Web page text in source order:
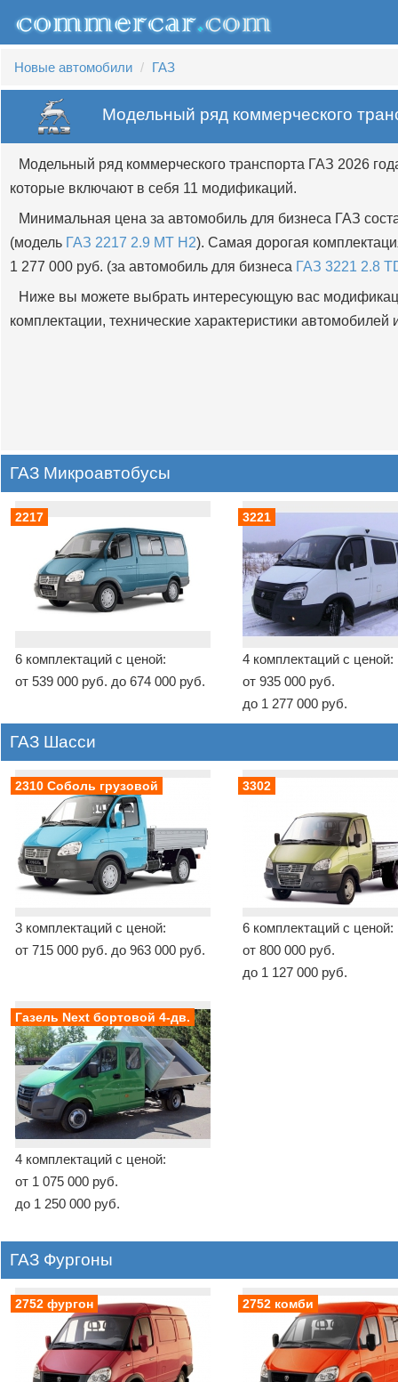
Новые автомобили ГАЗ
Модельный ряд коммерческого
Модельный ряд коммерческого транспорта ГАЗ 2026
которые включают в себя 11 модификаций.
Минимальная цена за автомобиль для бизнеса ГАЗ
(модель ГАЗ 2217 2.9 MT H2). Самая дорогая
1 277 000 руб. (за автомобиль для бизнеса ГАЗ 3221 2.8
Ниже вы можете выбрать интересующую вас
комплектации, технические характеристики
ГАЗ Микроавтобусы
2217
6 комплектаций с ценой:
от 539 000 руб. до 674 000 руб.
3221
4 комплектаций с ценой:
от 935 000 руб.
до 1 277 000 руб.
ГАЗ Шасси
2310 Соболь грузовой
3 комплектаций с ценой:
от 715 000 руб. до 963 000 руб.
3302
6 комплектаций с ценой:
от 800 000 руб.
до 1 127 000 руб.
Газель Next бортовой 4-дв.
4 комплектаций с ценой:
от 1 075 000 руб.
до 1 250 000 руб.
ГАЗ Фургоны
2752 фургон 2752 комби